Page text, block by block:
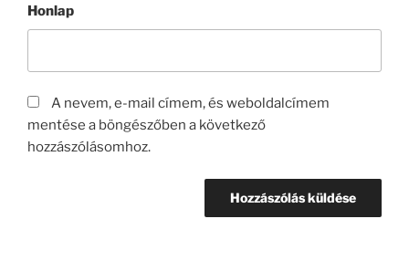
Honlap
A nevem, e-mail címem, és weboldalcímem
mentése a böngészőben a következő
hozzászólásomhoz.